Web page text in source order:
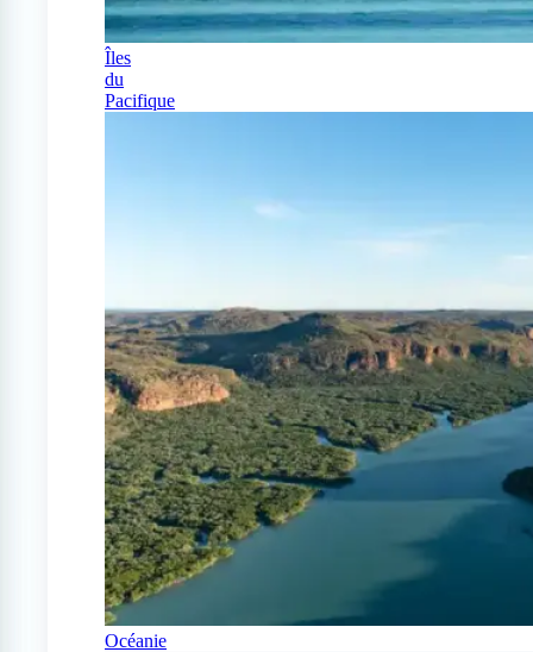
Îles
du
Pacifique
Océanie